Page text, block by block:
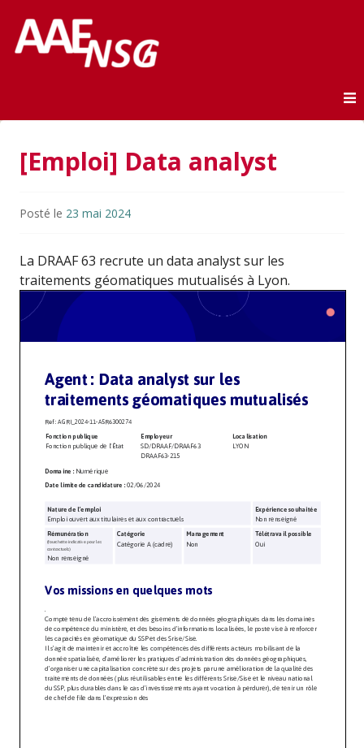
AAE-ENSG
[Emploi] Data analyst
Posté le 23 mai 2024
La DRAAF 63 recrute un data analyst sur les
traitements géomatiques mutualisés à Lyon.